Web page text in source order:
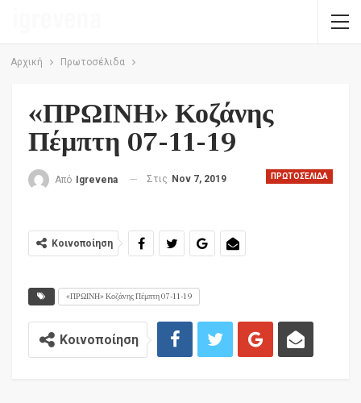
Αρχική Πρωτοσέλιδα
«ΠΡΩΙΝΗ» Κοζάνης
Πέμπτη 07-11-19
ΠΡΩΤΟΣΈΛΙΔΑ
Από Igrevena Στις Nov 7, 2019
Κοινοποίηση
«ΠΡΩΙΝΗ» Κοζάνης Πέμπτη 07-11-19
Κοινοποίηση